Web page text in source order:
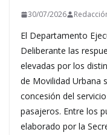
30/07/2026
El Departamento
Deliberante las
elevadas por los
de Movilidad Urbana
concesión del
pasajeros. Entre los
elaborado por la